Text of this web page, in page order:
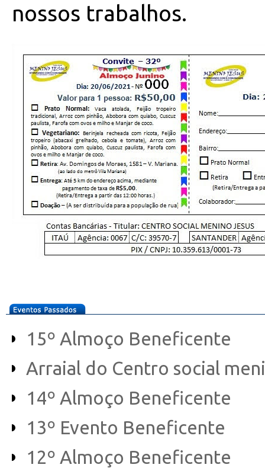
nossos trabalhos.
15º Almoço Beneficente
Arraial do Centro social
14º Almoço Beneficente
13º Evento Beneficente
12º Almoço Beneficente